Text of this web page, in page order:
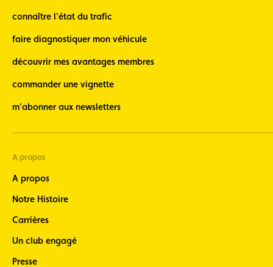
connaître l'état du trafic
faire diagnostiquer mon véhicule
découvrir mes avantages membres
commander une vignette
m'abonner aux newsletters
A propos
A propos
Notre Histoire
Carrières
Un club engagé
Presse